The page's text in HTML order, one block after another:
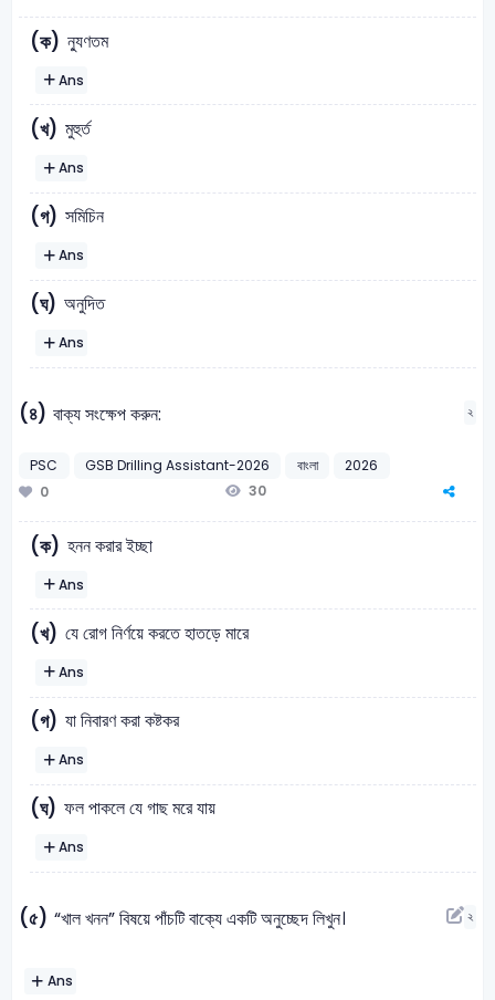
(ক) ন্যুণতম
Ans
(খ) মুহুর্ত
Ans
(গ) সমিচিন
Ans
(ঘ) অনুদিত
Ans
(৪) বাক্য সংক্ষেপ করুন: ২
PSC GSB Drilling Assistant-2026 বাংলা
2026
0
30
(ক) হনন করার ইচ্ছা
Ans
(খ) যে রোগ নির্ণয়ে করতে হাতড়ে মারে
Ans
(গ) যা নিবারণ করা কষ্টকর
Ans
(ঘ) ফল পাকলে যে গাছ মরে যায়
Ans
(৫) “খাল খনন” বিষয়ে পাঁচটি বাক্যে একটি অনুচ্ছেদ লিখুন। ২
Ans